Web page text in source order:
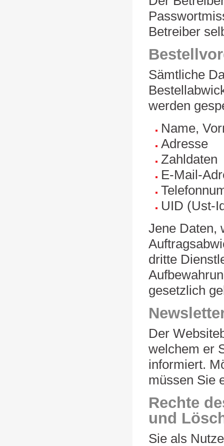
Betreiber
Sämtliche
werden
Name,
Adresse
Zahldaten
E-Mail-
UID (Ust-
Jene Daten,
dritte
gesetzlich
Der
welchem er
informiert.
müssen Sie
Rechte
und
Sie als